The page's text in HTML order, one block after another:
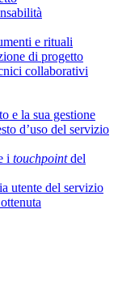
e rituali
di progetto
collaborativi
e la sua gestione
d’uso del servizio
i touchpointdel
utente del servizio